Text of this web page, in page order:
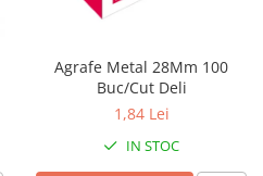
Agrafe Metal 28Mm 100
Buc/Cut Deli
1,84 Lei
IN STOC